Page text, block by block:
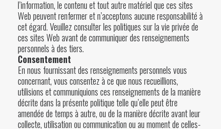
l’information, le contenu et tout autre matériel que ces sites
Web peuvent renfermer et n’acceptons aucune responsabilité à
cet égard. Veuillez consulter les politiques sur la vie privée de
ces sites Web avant de communiquer des renseignements
personnels à des tiers.
Consentement
En nous fournissant des renseignements personnels vous
concernant, vous consentez à ce que nous recueillions,
utilisions et communiquions ces renseignements de la manière
décrite dans la présente politique telle qu’elle peut être
amendée de temps à autre, ou de la manière décrite avant leur
collecte, utilisation ou communication ou au moment de celles-